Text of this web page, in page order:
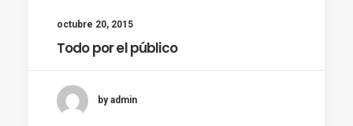
octubre 20, 2015
Todo por el público
by admin